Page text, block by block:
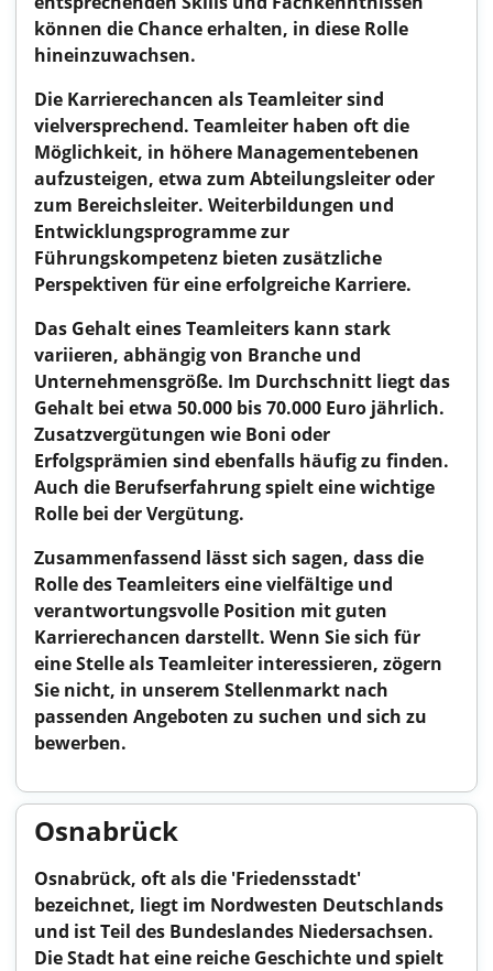
können die Chance erhalten, in diese Rolle
hineinzuwachsen.
Die Karrierechancen als Teamleiter sind
vielversprechend. Teamleiter haben oft die
Möglichkeit, in höhere Managementebenen
aufzusteigen, etwa zum Abteilungsleiter oder
zum Bereichsleiter. Weiterbildungen und
Entwicklungsprogramme zur
Führungskompetenz bieten zusätzliche
Perspektiven für eine erfolgreiche Karriere.
Das Gehalt eines Teamleiters kann stark
variieren, abhängig von Branche und
Unternehmensgröße. Im Durchschnitt liegt das
Gehalt bei etwa 50.000 bis 70.000 Euro jährlich.
Zusatzvergütungen wie Boni oder
Erfolgsprämien sind ebenfalls häufig zu finden.
Auch die Berufserfahrung spielt eine wichtige
Rolle bei der Vergütung.
Zusammenfassend lässt sich sagen, dass die
Rolle des Teamleiters eine vielfältige und
verantwortungsvolle Position mit guten
Karrierechancen darstellt. Wenn Sie sich für
eine Stelle als Teamleiter interessieren, zögern
Sie nicht, in unserem Stellenmarkt nach
passenden Angeboten zu suchen und sich zu
bewerben.
Osnabrück
Osnabrück, oft als die 'Friedensstadt'
bezeichnet, liegt im Nordwesten Deutschlands
und ist Teil des Bundeslandes Niedersachsen.
Die Stadt hat eine reiche Geschichte und spielt